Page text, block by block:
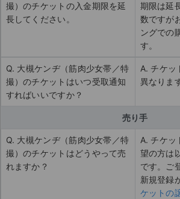
撮）のチケットの入金期限を延
長してください。
期限は延
数ですが
ングでの
す。
Q. 大槻ケンヂ（筋肉少女帯／特
撮）のチケットはいつ受取通知
すればいいですか？
A. チケッ
異なりま
売り手
Q. 大槻ケンヂ（筋肉少女帯／特
撮）のチケットはどうやって売
れますか？
A. チケッ
望の方は
です。ご
新規登録
ケットの